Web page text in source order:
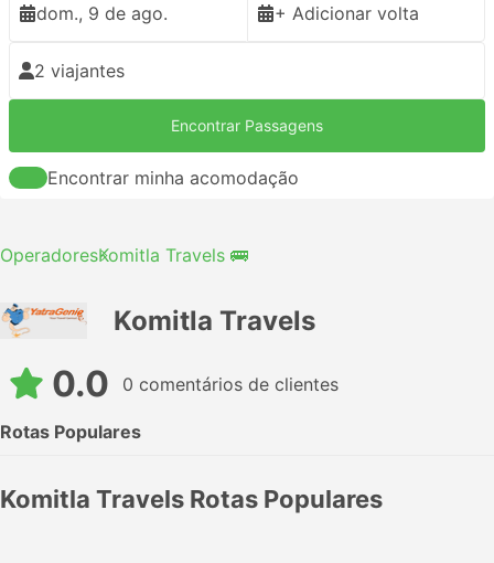
dom., 9 de ago. + Adicionar volta
2 viajantes
Encontrar Passagens
Encontrar minha acomodação
OperadoresKomitla Travels 🚌
Komitla Travels
0.0 0 comentários de clientes
Rotas Populares
Komitla Travels Rotas Populares